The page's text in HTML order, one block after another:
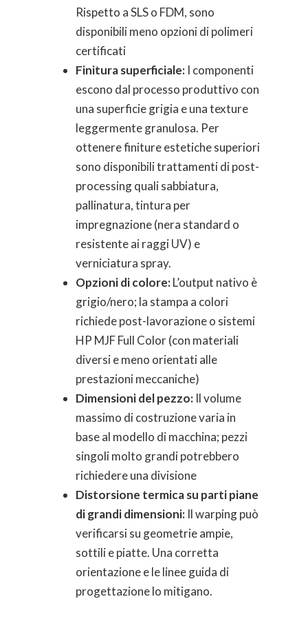
Rispetto a SLS o FDM, sono
disponibili meno opzioni di polimeri
certificati
Finitura superficiale: I componenti
escono dal processo produttivo con
una superficie grigia e una texture
leggermente granulosa. Per
ottenere finiture estetiche superiori
sono disponibili trattamenti di post-
processing quali sabbiatura,
pallinatura, tintura per
impregnazione (nera standard o
resistente ai raggi UV) e
verniciatura spray.
Opzioni di colore:L’output nativo è
grigio/nero; la stampa a colori
richiede post-lavorazione o sistemi
HP MJF Full Color (con materiali
diversi e meno orientati alle
prestazioni meccaniche)
Dimensioni del pezzo: Il volume
massimo di costruzione varia in
base al modello di macchina; pezzi
singoli molto grandi potrebbero
richiedere una divisione
Distorsione termica su parti piane
di grandi dimensioni: Il warping può
verificarsi su geometrie ampie,
sottili e piatte. Una corretta
orientazione e le linee guida di
progettazione lo mitigano.